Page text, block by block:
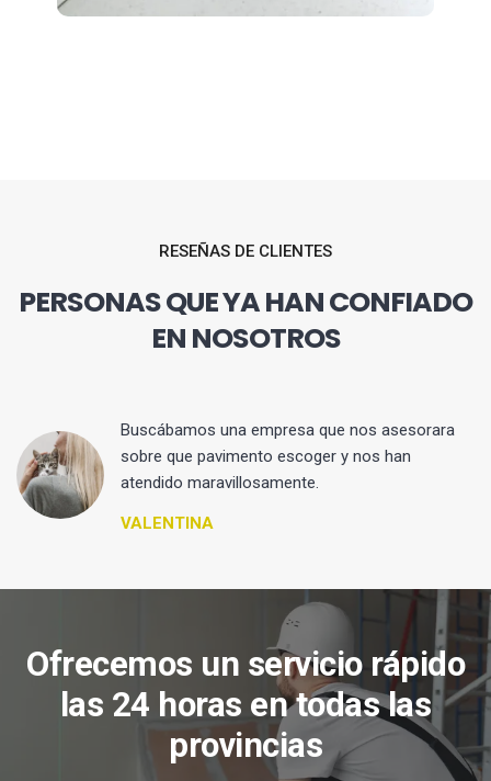
RESEÑAS DE CLIENTES
PERSONAS QUE YA HAN CONFIADO
EN NOSOTROS
Buscábamos una empresa que nos asesorara
sobre que pavimento escoger y nos han
atendido maravillosamente.
VALENTINA
Ofrecemos un servicio rápido
las 24 horas en todas las
provincias